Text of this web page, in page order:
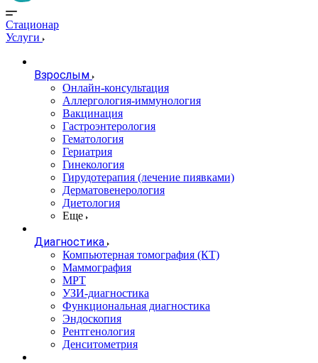
Стационар
Услуги
Взрослым
Онлайн-консультация
Аллергология-иммунология
Вакцинация
Гастроэнтерология
Гематология
Гериатрия
Гинекология
Гирудотерапия (лечение пиявками)
Дерматовенерология
Диетология
Еще
Диагностика
Компьютерная томография (КТ)
Маммография
МРТ
УЗИ-диагностика
Функциональная диагностика
Эндоскопия
Рентгенология
Денситометрия